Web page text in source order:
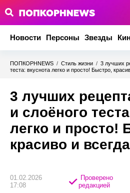
Новости Персоны Звезды
ПОПКОРНNEWS / Стиль жизни / 3 лучших
теста: вкуснота легко и просто! Быстро,
3 лучших
и слоёного
легко и просто!
красиво и
01.02.2026
17:08
Проверено
редакцией